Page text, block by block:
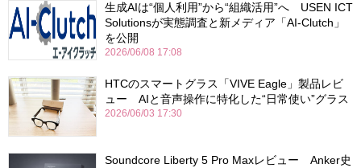
生成AIは“個人利用”から“組織活用”へ USEN ICT
Solutionsが実態調査と新メディア「AI-Clutch」
を公開
2026/06/08 17:08
HTCのスマートグラス「VIVE Eagle」製品レビ
ュー AIと音声操作に特化した“日常使い”グラス
2026/06/03 17:30
Soundcore Liberty 5 Pro Maxレビュー Anker史